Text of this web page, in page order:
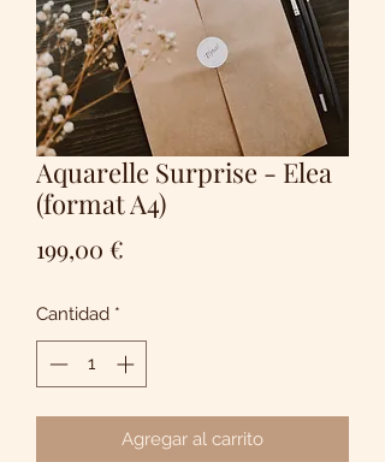
Aquarelle Surprise - Elea
(format A4)
199,00 €
Cantidad *
Agregar al carrito